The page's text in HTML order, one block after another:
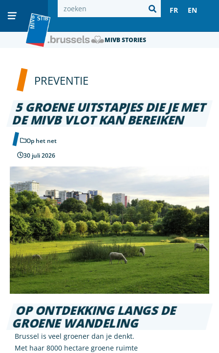
FR EN
MIVB STORIES
PREVENTIE
5 GROENE UITSTAPJES DIE JE MET
DE MIVB VLOT KAN BEREIKEN
Op het net
30 juli 2026
OP ONTDEKKING LANGS DE
GROENE WANDELING
Brussel is veel groener dan je denkt.
Met haar 8000 hectare groene ruimte